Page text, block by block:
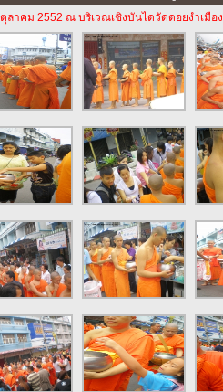
ลาคม 2552 ณ บริเวณเชิงบันไดวัดดอยงำเมือ